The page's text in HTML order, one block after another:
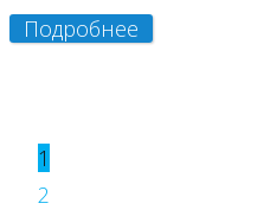
Подробнее
1
2